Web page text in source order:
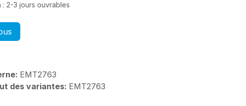
: 2-3 jours ouvrables
EMT2763
des variantes: EMT2763